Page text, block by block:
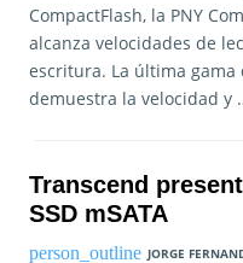
CompactFlash, la PNY
alcanza velocidades de
escritura. La última gama
demuestra la velocidad y
Transcend
SSD mSATA
JORGE